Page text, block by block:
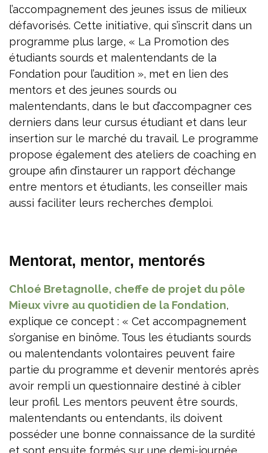
l’accompagnement des jeunes issus de milieux
défavorisés. Cette initiative, qui s’inscrit dans un
programme plus large, « La Promotion des
étudiants sourds et malentendants de la
Fondation pour l’audition », met en lien des
mentors et des jeunes sourds ou
malentendants, dans le but d’accompagner ces
derniers dans leur cursus étudiant et dans leur
insertion sur le marché du travail. Le programme
propose également des ateliers de coaching en
groupe afin d’instaurer un rapport d’échange
entre mentors et étudiants, les conseiller mais
aussi faciliter leurs recherches d’emploi.
Mentorat, mentor, mentorés
Chloé Bretagnolle, cheffe de projet du pôle
Mieux vivre au quotidien de la Fondation,
explique ce concept : « Cet accompagnement
s’organise en binôme. Tous les étudiants sourds
ou malentendants volontaires peuvent faire
partie du programme et devenir mentorés après
avoir rempli un questionnaire destiné à cibler
leur profil. Les mentors peuvent être sourds,
malentendants ou entendants, ils doivent
posséder une bonne connaissance de la surdité
et sont ensuite formés sur une demi-journée.